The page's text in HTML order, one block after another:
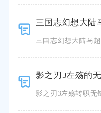
三国志幻想大陆